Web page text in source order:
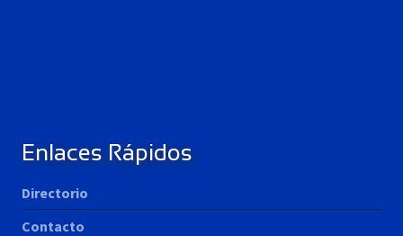
Enlaces Rápidos
Directorio
Contacto